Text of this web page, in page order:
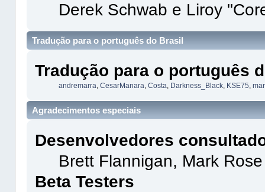
Derek Schwab e Liroy
Tradução para o português do Brasil
Tradução para o português
andremarra ,CesarManara ,Costa Darkness_Black KSE75 ,
Agradecimentos especiais
Desenvolvedores
Brett Flannigan, Mark
Beta Testers